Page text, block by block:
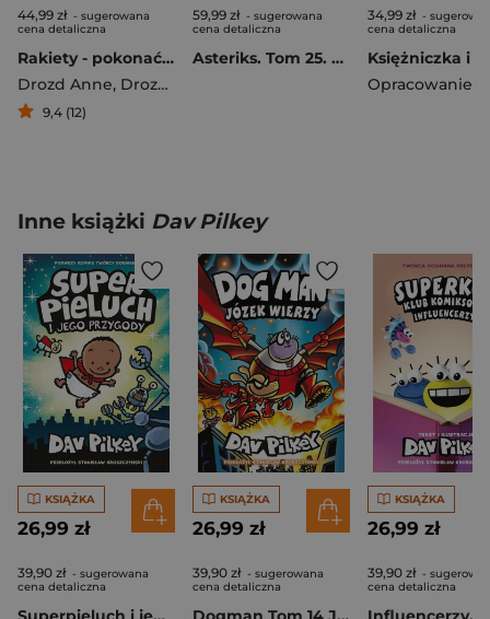
44,99 zł - sugerowana
cena detaliczna
Rakiety - pokonać grawitację
Drozd Anne, Drozd Jerzy
9,4 (12)
59,99 zł - sugerowana
cena detaliczna
Asteriks. Tom 25. Wielki rów
34,99 zł -
cena detaliczna
Inne książki Dav Pilkey
KSIĄŻKA
26,99 zł
39,90 zł - sugerowana
cena detaliczna
KSIĄŻKA
26,99 zł
39,90 zł - sugerowana
cena detaliczna
KSIĄŻKA
26,99 zł
39,90 zł -
cena detaliczna